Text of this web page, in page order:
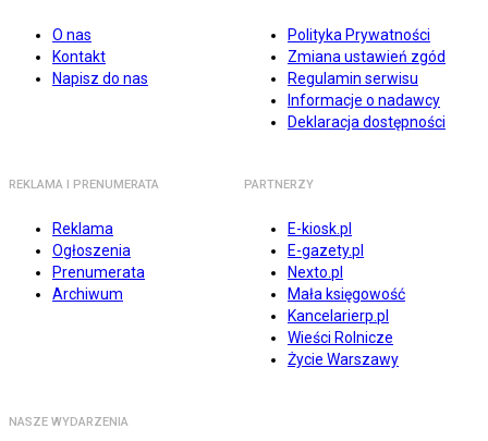
O nas
Kontakt
Napisz do nas
Polityka Prywatności
Zmiana ustawień zgód
Regulamin serwisu
Informacje o nadawcy
Deklaracja dostępności
REKLAMA I PRENUMERATA
Reklama
Ogłoszenia
Prenumerata
Archiwum
PARTNERZY
E-kiosk.pl
E-gazety.pl
Nexto.pl
Mała księgowość
Kancelarierp.pl
Wieści Rolnicze
Życie Warszawy
NASZE WYDARZENIA